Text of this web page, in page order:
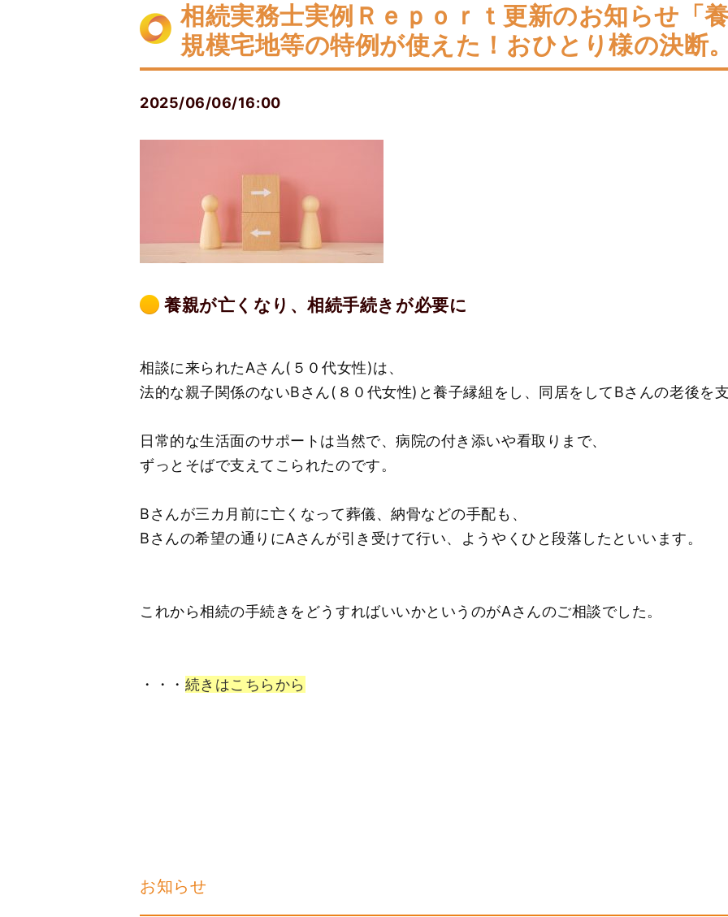
相続実務士実例Ｒｅｐｏｒｔ更新のお知らせ「
規模宅地等の特例が使えた！おひとり様の決断
2025/06/06/16:00
養親が亡くなり、相続手続きが必要に
相談に来られたAさん(５０代女性)は、
法的な親子関係のないBさん(８０代女性)と養子縁組をし、同居をしてBさんの老後を
日常的な生活面のサポートは当然で、病院の付き添いや看取りまで、
ずっとそばで支えてこられたのです。
Bさんが三カ月前に亡くなって葬儀、納骨などの手配も、
Bさんの希望の通りにAさんが引き受けて行い、ようやくひと段落したといいます。
これから相続の手続きをどうすればいいかというのがAさんのご相談でした。
・・・ 続きはこちらから
お知らせ